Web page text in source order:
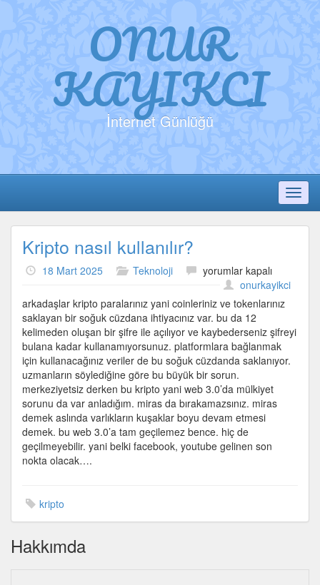
ONUR
KAYIKCI
İnternet Günlüğü
Kripto nasıl kullanılır?
18 Mart 2025 Teknoloji
Kripto
kullanılır?
için
yorumlar kapalı
onurkayikci
arkadaşlar kripto paralarınız yani coinleriniz ve tokenlarınız
saklayan bir soğuk cüzdana ihtiyacınız var. bu da 12
kelimeden oluşan bir şifre ile açılıyor ve kaybederseniz şifreyi
bulana kadar kullanamıyorsunuz. platformlara bağlanmak
için kullanacağınız veriler de bu soğuk cüzdanda saklanıyor.
uzmanların söylediğine göre bu büyük bir sorun.
merkeziyetsiz derken bu kripto yani web 3.0’da mülkiyet
sorunu da var anladığım. miras da bırakamazsınız. miras
demek aslında varlıkların kuşaklar boyu devam etmesi
demek. bu web 3.0’a tam geçilemez bence. hiç de
geçilmeyebilir. yani belki facebook, youtube gelinen son
nokta olacak….
kripto
Hakkımda